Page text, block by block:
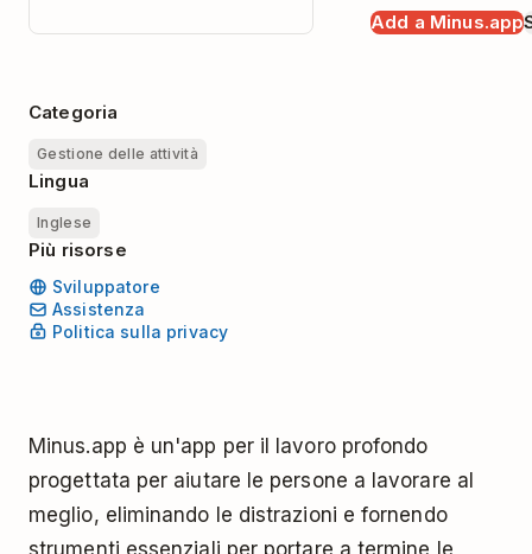
Add a Minus.app
Categoria
Gestione delle attività
Lingua
Inglese
Più risorse
Sviluppatore
Assistenza
Politica sulla privacy
Minus.app è un'app per il lavoro profondo
progettata per aiutare le persone a lavorare al
meglio, eliminando le distrazioni e fornendo
strumenti essenziali per portare a termine le